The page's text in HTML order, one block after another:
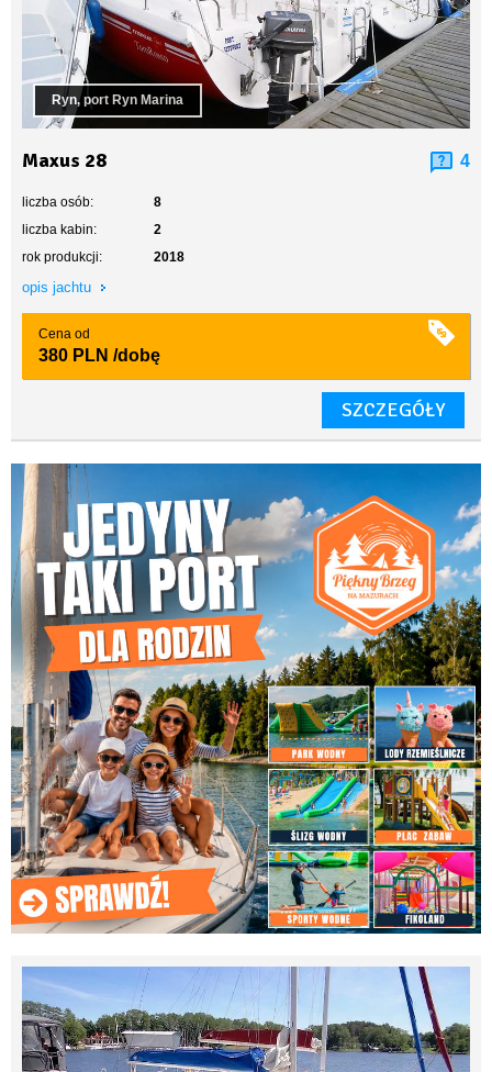
Ryn, port Ryn Marina
Maxus 28 4
liczba osób:
8
liczba kabin:
2
rok produkcji:
2018
opis jachtu
Cena od
380 PLN /dobę
SZCZEGÓŁY